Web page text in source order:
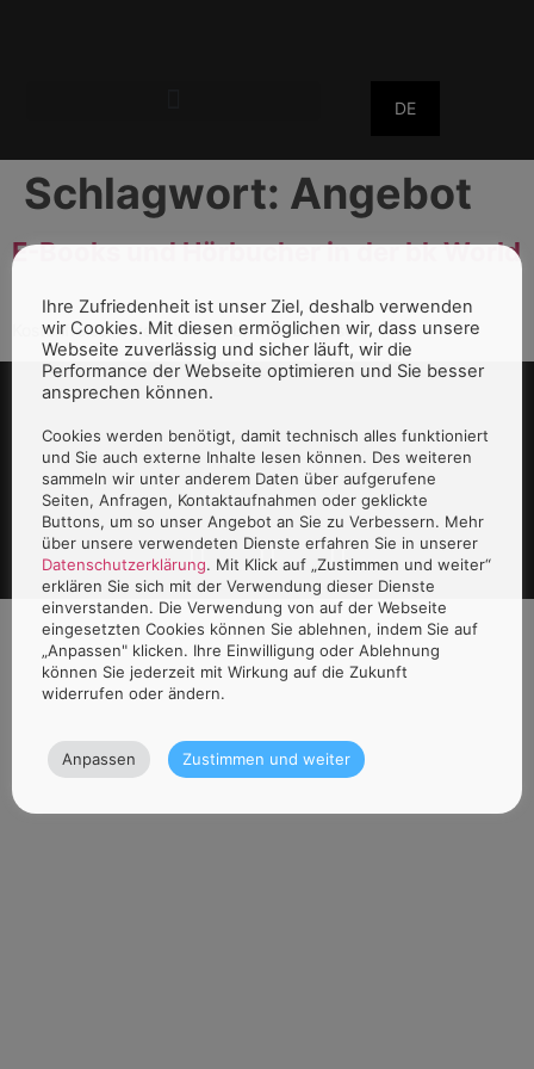
DE
Schlagwort: Angebot
E-Books und Hörbucher in der bk World
Kostenfreies Angebot in der bk World Endsee.
Ihre Zufriedenheit ist unser Ziel, deshalb verwenden
wir Cookies. Mit diesen ermöglichen wir, dass unsere
Webseite zuverlässig und sicher läuft, wir die
Performance der Webseite optimieren und Sie besser
ansprechen können.
Cookies werden benötigt, damit technisch alles funktioniert
und Sie auch externe Inhalte lesen können. Des weiteren
sammeln wir unter anderem Daten über aufgerufene
Seiten, Anfragen, Kontaktaufnahmen oder geklickte
Buttons, um so unser Angebot an Sie zu Verbessern. Mehr
über unsere verwendeten Dienste erfahren Sie in unserer
Datenschutzerklärung. Mit Klick auf „Zustimmen und weiter“
erklären Sie sich mit der Verwendung dieser Dienste
einverstanden. Die Verwendung von auf der Webseite
eingesetzten Cookies können Sie ablehnen, indem Sie auf
„Anpassen" klicken. Ihre Einwilligung oder Ablehnung
können Sie jederzeit mit Wirkung auf die Zukunft
widerrufen oder ändern.
Anpassen Zustimmen und weiter